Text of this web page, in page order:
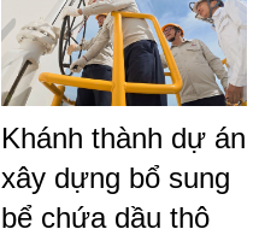
Khánh thành dự án
xây dựng bổ sung
bể chứa dầu thô